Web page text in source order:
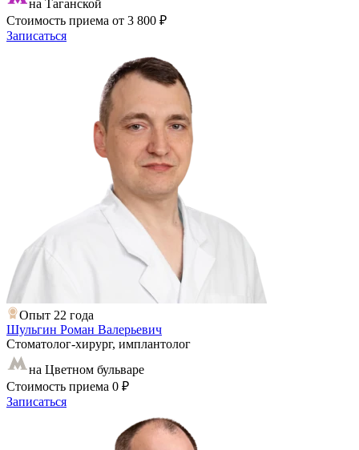
на Таганской
Стоимость приема от 3 800 ₽
Записаться
Опыт 22 года
Шульгин Роман Валерьевич
Стоматолог-хирург, имплантолог
на Цветном бульваре
Стоимость приема 0 ₽
Записаться